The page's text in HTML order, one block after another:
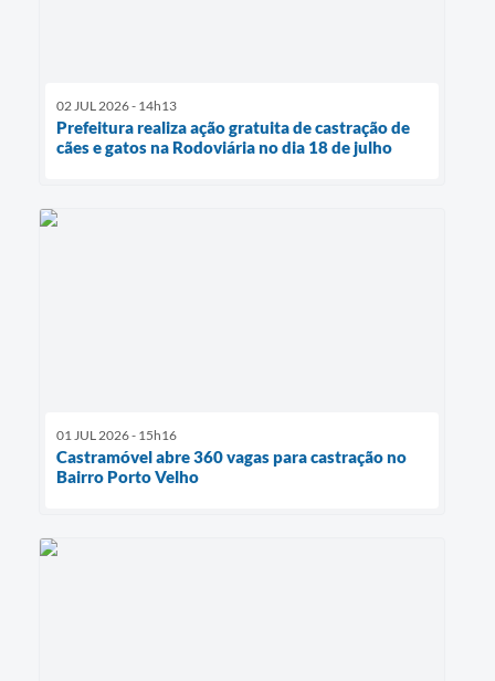
02 JUL 2026 - 14h13
Prefeitura realiza ação gratuita de castração de
cães e gatos na Rodoviária no dia 18 de julho
01 JUL 2026 - 15h16
Castramóvel abre 360 vagas para castração no
Bairro Porto Velho